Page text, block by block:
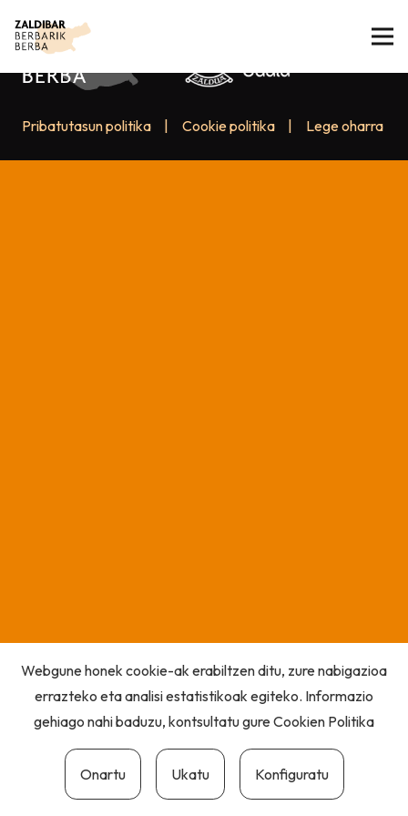
Pribatutasun politika Cookie politika Lege oharra
Webgune honek cookie-ak erabiltzen ditu, zure nabigazioa
errazteko eta analisi estatistikoak egiteko. Informazio
gehiago nahi baduzu, kontsultatu gureCookien Politika
Onartu Ukatu Konfiguratu